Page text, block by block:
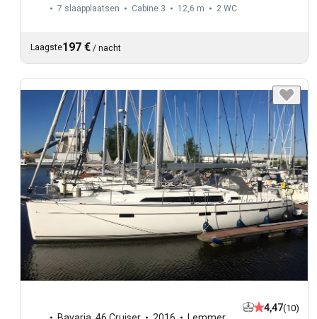
7 slaapplaatsen Cabine 3 12,6 m 2 WC
Laagste197 € / nacht
4,47(10)